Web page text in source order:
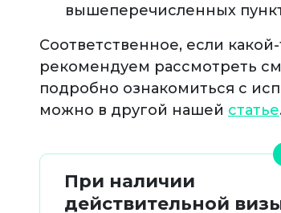
вышеперечисленных
Соответственное, если
рекомендуем рассмотреть
подробно ознакомиться с
можно в другой нашей статье
При наличии
действительной